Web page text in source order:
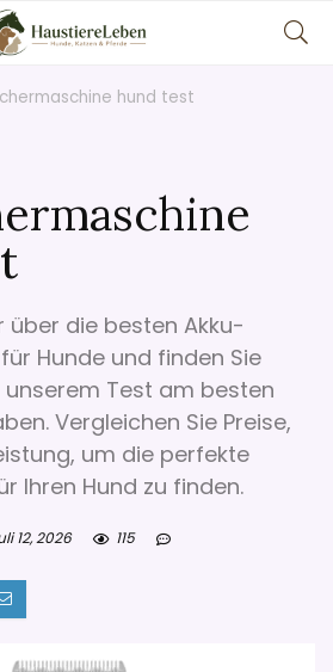
hund test
über die besten Akku-
Hunde und finden Sie
Test am besten
Vergleichen Sie Preise,
um die perfekte
Ihren Hund zu finden.
12, 2026 115